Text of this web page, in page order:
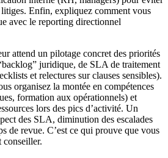
litiges. Enfin, expliquez comment vous
avec le reporting directionnel
attend un pilotage concret des priorités
juridique, de SLA de traitement
et relectures sur clauses sensibles).
organisez la montée en compétences
formation aux opérationnels) et
lors des pics d’activité. Un
des SLA, diminution des escalades
de revue. C’est ce qui prouve que vous
conseiller.